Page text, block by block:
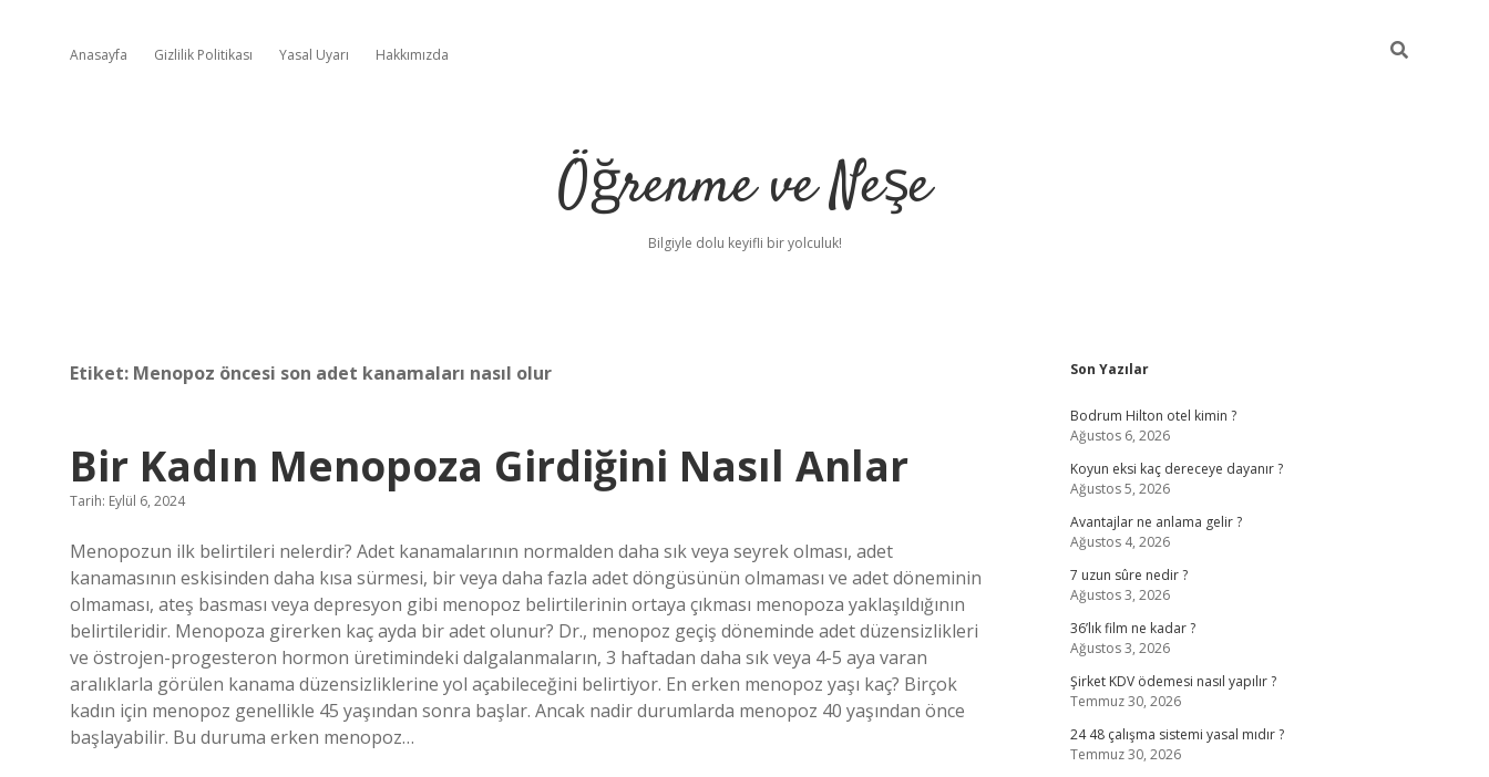
Anasayfa Gizlilik Politikası Yasal Uyarı Hakkımızda
Öğrenme ve Neşe
Bilgiyle dolu keyifli bir yolculuk!
Etiket: Menopoz öncesi son adet kanamaları nasıl olur
Bir Kadın Menopoza Girdiğini Nasıl Anlar
Tarih: Eylül 6, 2024
Menopozun ilk belirtileri nelerdir? Adet kanamalarının normalden daha sık veya seyrek olması, adet
kanamasının eskisinden daha kısa sürmesi, bir veya daha fazla adet döngüsünün olmaması ve adet döneminin
olmaması, ateş basması veya depresyon gibi menopoz belirtilerinin ortaya çıkması menopoza yaklaşıldığının
belirtileridir. Menopoza girerken kaç ayda bir adet olunur? Dr., menopoz geçiş döneminde adet düzensizlikleri
ve östrojen-progesteron hormon üretimindeki dalgalanmaların, 3 haftadan daha sık veya 4-5 aya varan
aralıklarla görülen kanama düzensizliklerine yol açabileceğini belirtiyor. En erken menopoz yaşı kaç? Birçok
kadın için menopoz genellikle 45 yaşından sonra başlar. Ancak nadir durumlarda menopoz 40 yaşından önce
başlayabilir. Bu duruma erken menopoz…
Sidebar
Son Yazılar
Bodrum Hilton otel kimin ?
Ağustos 6, 2026
Koyun eksi kaç dereceye dayanır ?
Ağustos 5, 2026
Avantajlar ne anlama gelir ?
Ağustos 4, 2026
7 uzun sûre nedir ?
Ağustos 3, 2026
36’lık film ne kadar ?
Ağustos 3, 2026
Şirket KDV ödemesi nasıl yapılır ?
Temmuz 30, 2026
24 48 çalışma sistemi yasal mıdır ?
Temmuz 30, 2026
ilbetbetci